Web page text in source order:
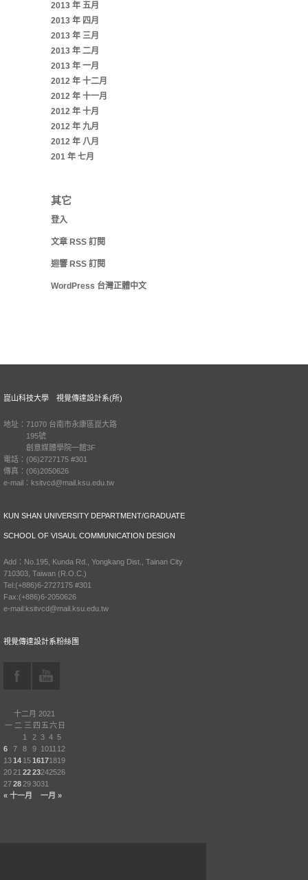
2013 年 五月
2013 年 四月
2013 年 三月
2013 年 二月
2013 年 一月
2012 年 十二月
2012 年 十一月
2012 年 十月
2012 年 九月
2012 年 八月
201 年 七月
其它
登入
文章 RSS 訂閱
迴響 RSS 訂閱
WordPress 台灣正體中文
崑山科技大學 視覺傳達設計系(所)
地址：71070 台南市永康區崑大路
195號
創意媒體學院一館3F
電話：(06)2727175 #301
傳真：(06)2050626
e-mail：ksitvcd@mail.ksu.edu.tw
KUN SHAN UNIVERSITY DEPARTMENT/GRADUATE
SCHOOL OF VISAUL COMMUNICATION DESIGN
Add：No.195, Kunda Rd., Yongkang Dist., Tainan City
710303, Taiwan (R.O.C.)
Tel:(+886)6-2727175 #301
Fax:(+886)6-2050626
e-mail:ksitvcd@mail.ksu.edu.tw
視覺傳達設計系粉絲團
十二月 2021
一 二 三 四 五六 日
« 十一月 一月 »
1 2 3 4 5
6
7 8 9 1011 12
1314 1516171819
20 21 2223242526
2728 293031